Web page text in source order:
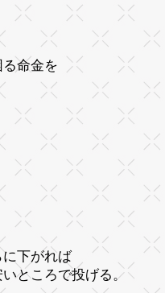
命金を
下がれば
ところで投げる。